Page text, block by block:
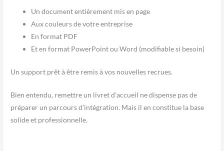
Un document entièrement mis en page
Aux couleurs de votre entreprise
En format PDF
Et en format PowerPoint ou Word (modifiable si besoin)
Un support prêt à être remis à vos nouvelles recrues.
Bien entendu, remettre un livret d’accueil ne dispense pas de
préparer un parcours d’intégration. Mais il en constitue la base
solide et professionnelle.